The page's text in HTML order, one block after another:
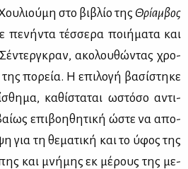
στο βι­βλίο της Θρί­αμ­βος
πε­νή­ντα τέσ­σε­ρα ποι­ή­μα­τα και
ακο­λου­θώ­ντας χρο­
πο­ρεία. Η επι­λο­γή βα­σί­στη­κε
κα­θί­στα­ται ωστό­σο αντι­
επι­βοη­θη­τι­κή ώστε να απο­
τη θε­μα­τι­κή και το ύφος της
και μνή­μης εκ μέ­ρους της με­